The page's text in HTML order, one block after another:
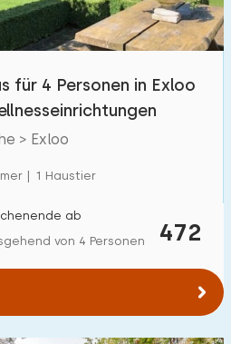
für 4 Personen in Exloo
> Exloo
| 1 Haustier
472
ab
von 4 Personen